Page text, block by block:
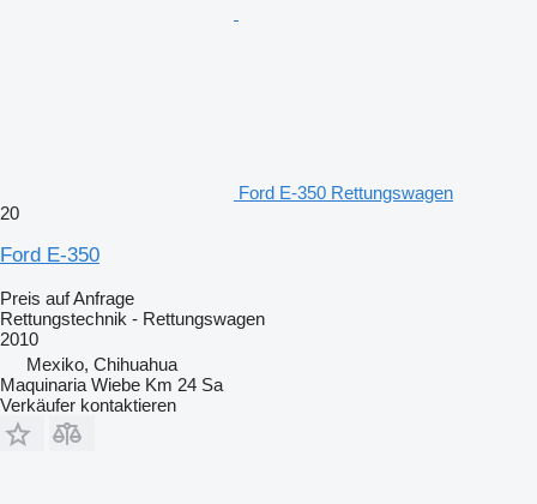
Ford E-350 Rettungswagen
20
Ford E-350
Preis auf Anfrage
Rettungstechnik - Rettungswagen
2010
Mexiko, Chihuahua
Maquinaria Wiebe Km 24 Sa
Verkäufer kontaktieren